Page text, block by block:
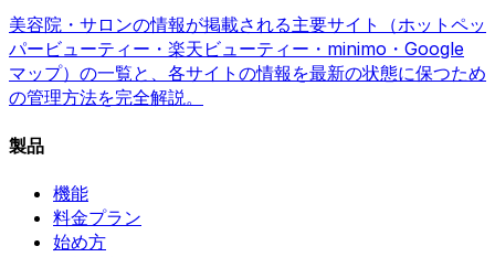
美容院・サロンの情報が掲載される主要サイト（ホットペッ
パービューティー・楽天ビューティー・minimo・Google
マップ）の一覧と、各サイトの情報を最新の状態に保つため
の管理方法を完全解説。
製品
機能
料金プラン
始め方